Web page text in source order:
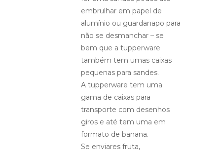
embrulhar em papel de
alumínio ou guardanapo para
não se desmanchar – se
bem que a tupperware
também tem umas caixas
pequenas para sandes.
A tupperware tem uma
gama de caixas para
transporte com desenhos
giros e até tem uma em
formato de banana.
Se enviares fruta,